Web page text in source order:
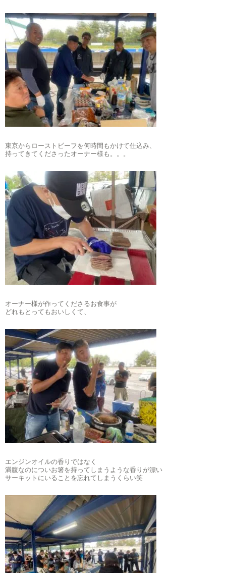
東京からローストビーフを何時間もかけて仕込み、
持ってきてくださったオーナー様も。。。
オーナー様が作ってくださるお食事が
どれもとってもおいしくて、
エンジンオイルの香りではなく
満腹なのについお箸を持ってしまうような香りが漂い
サーキットにいることを忘れてしまうくらい笑